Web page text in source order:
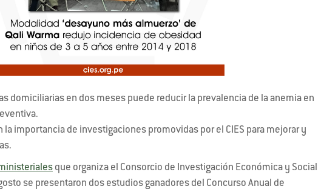
domiciliarias en dos meses puede reducir la prevalencia de la anemia en
la importancia de investigaciones promovidas por el CIES para mejorar y
que organiza el Consorcio de Investigación Económica y Social
se presentaron dos estudios ganadores del Concurso Anual de